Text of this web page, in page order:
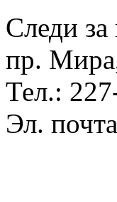
Следи
пр.
Тел.:
Эл.